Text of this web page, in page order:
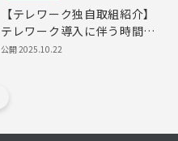
【テレワーク独自取組紹介】
テレワーク導入に伴う時間の
有効活用、育児・介護との両
公開2025.10.22